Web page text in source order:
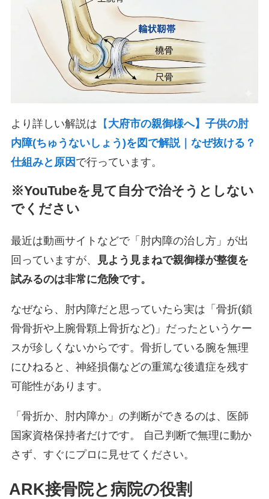
より詳しい解説は 【 大府市の親御様へ】子供の肘
内障(ちゅうないしょう)を図で解説｜なぜ抜ける？
仕組みと原因 で行っています。
※YouTubeを見て自分で治そうとしない
でください
最近は動画サイトなどで「肘内障の治し方」が出
回っていますが、
見よう見まねで親御様が整復を
試みるのは非常に危険です。
なぜなら、肘内障だと思っていたら実は「骨折(鎖
骨骨折や上腕骨顆上骨折など)」だったというケー
スが珍しくないからです。骨折している腕を無理
にひねると、神経損傷などの重篤な後遺症を残す
可能性があります。
「骨折か、肘内障か」の判断ができるのは、医師
国家資格保持者だけです。 自己判断で無理に動か
さず、すぐにプロに見せてください。
ARK接骨院と病院の役割